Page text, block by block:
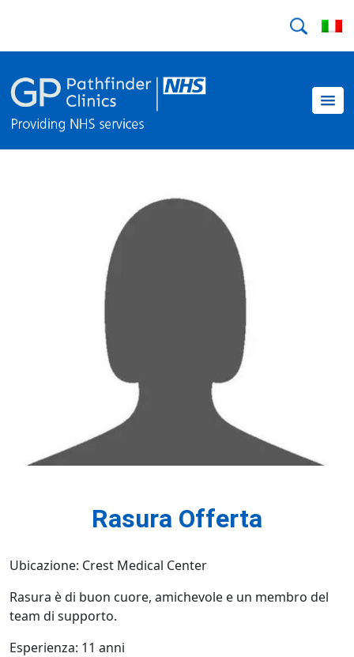
Rasura Offerta
Ubicazione: Crest Medical Center
Rasura è di buon cuore, amichevole e un membro del
team di supporto.
Esperienza: 11 anni